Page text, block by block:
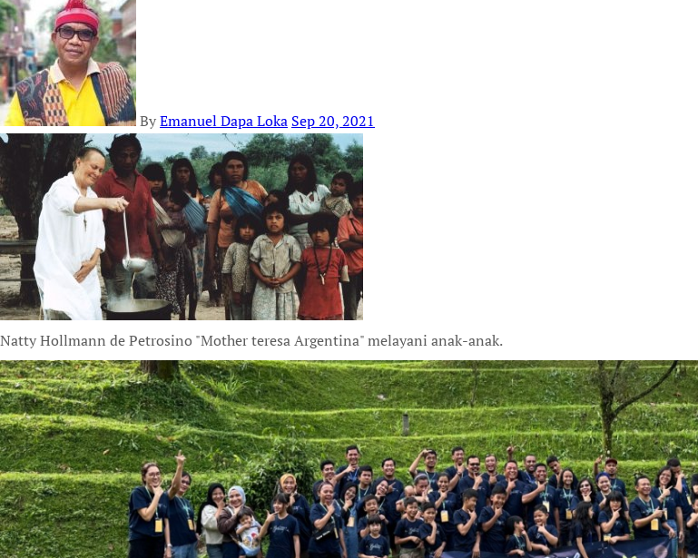
ByEmanuel Dapa Loka Sep 20, 2021
Natty Hollmann de Petrosino "Mother teresa Argentina" melayani anak-anak.